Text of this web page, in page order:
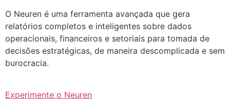
O Neuren é uma ferramenta avançada que gera
relatórios completos e inteligentes sobre dados
operacionais, financeiros e setoriais para tomada de
decisões estratégicas, de maneira descomplicada e sem
burocracia.
Experimente o Neuren